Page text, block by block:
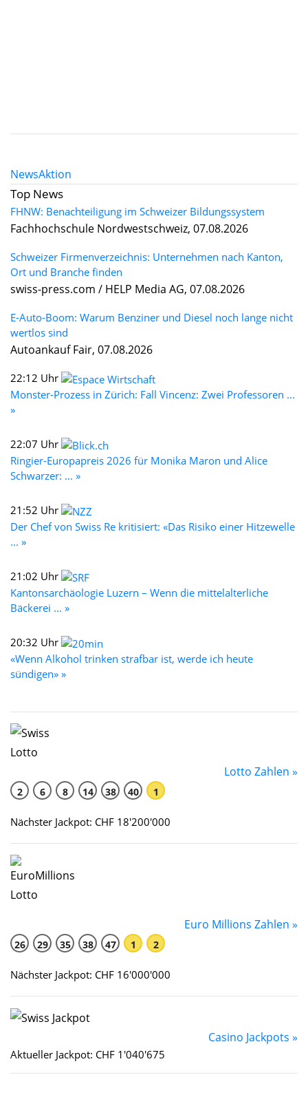
NewsAktion
Top News
FHNW: Benachteiligung im Schweizer Bildungssystem
Fachhochschule Nordwestschweiz, 07.08.2026
Schweizer Firmenverzeichnis: Unternehmen nach Kanton,
Ort und Branche finden
swiss-press.com / HELP Media AG, 07.08.2026
E-Auto-Boom: Warum Benziner und Diesel noch lange nicht
wertlos sind
Autoankauf Fair, 07.08.2026
22:12 Uhr
Monster-Prozess in Zürich: Fall Vincenz: Zwei Professoren ...
»
22:07 Uhr
Ringier-Europapreis 2026 für Monika Maron und Alice
Schwarzer: ... »
21:52 Uhr
Der Chef von Swiss Re kritisiert: «Das Risiko einer Hitzewelle
... »
21:02 Uhr
Kantonsarchäologie Luzern – Wenn die mittelalterliche
Bäckerei ... »
20:32 Uhr
«Wenn Alkohol trinken strafbar ist, werde ich heute
sündigen» »
Lotto Zahlen »
2 6 8 14 38 40 1
Nächster Jackpot: CHF 18'200'000
Euro Millions Zahlen »
26 29 35 38 47 1 2
Nächster Jackpot: CHF 16'000'000
Casino Jackpots »
Aktueller Jackpot: CHF 1'040'675